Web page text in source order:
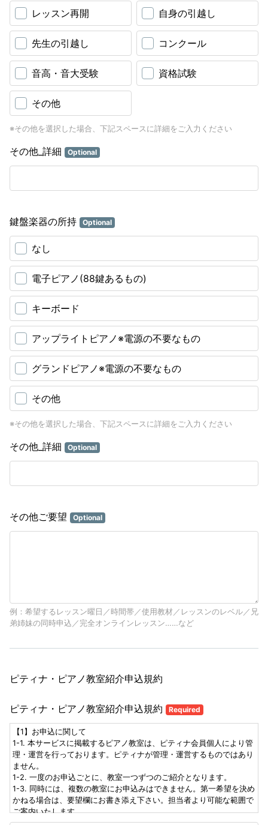
レッスン再開 自身の引越し
先生の引越し コンクール
音高・音大受験 資格試験
その他
※その他を選択した場合、下記スペースに詳細をご入力ください
その他_詳細 Optional
鍵盤楽器の所持 Optional
なし
電子ピアノ(88鍵あるもの)
キーボード
アップライトピアノ※電源の不要なもの
グランドピアノ※電源の不要なもの
その他
※その他を選択した場合、下記スペースに詳細をご入力ください
その他_詳細 Optional
その他ご要望 Optional
例：希望するレッスン曜日／時間帯／使用教材／レッスンのレベル／兄
弟姉妹の同時申込／完全オンラインレッスン……など
ピティナ・ピアノ教室紹介申込規約
ピティナ・ピアノ教室紹介申込規約 Required
【1】お申込に関して
1-1. 本サービスに掲載するピアノ教室は、ピティナ会員個人により管
理・運営を行っております。ピティナが管理・運営するものではあり
ません。
1-2. 一度のお申込ごとに、教室一つずつのご紹介となります。
1-3. 同時には、複数の教室にお申込みはできません。第一希望を決め
かねる場合は、要望欄にお書き添え下さい。担当者より可能な範囲で
ご案内いたします。
1-4. 各教室、レッスンの空状況の変化により、お申込がお受けできな